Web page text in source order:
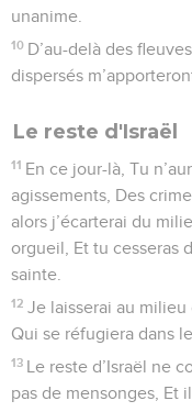
unanime.
10 D’au-delà des
dispersés
Le reste d'Israël
11 En ce jour-là, Tu
agissements, Des
alors j’écarterai du
orgueil, Et tu cesseras
sainte.
12 Je laisserai au
Qui se réfugiera dans
13 Le reste d’Israël ne
pas de mensonges, Et